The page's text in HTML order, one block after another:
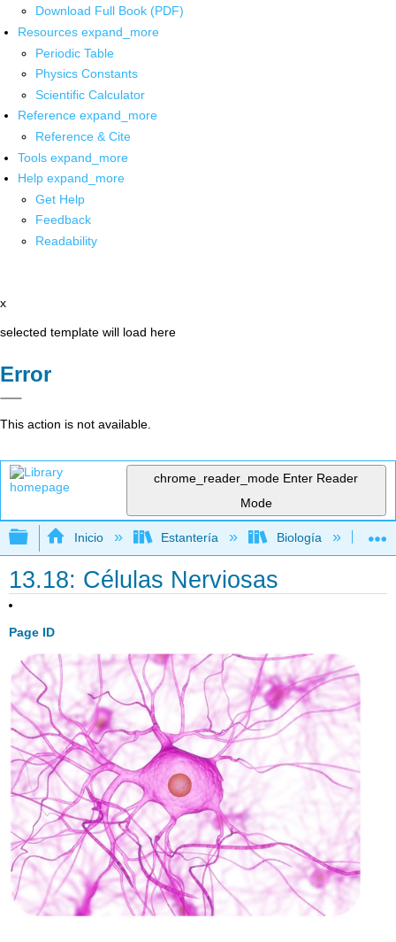
Download Full Book (PDF)
Resources expand_more
Periodic Table
Physics Constants
Scientific Calculator
Reference expand_more
Reference & Cite
Tools expand_more
Help expand_more
Get Help
Feedback
Readability
x
selected template will load here
Error
This action is not available.
chrome_reader_mode Enter Reader
Mode
Expandir/contraer jerarquía global
Inicio Estantería Biología
13.18: Células Nerviosas
Page ID